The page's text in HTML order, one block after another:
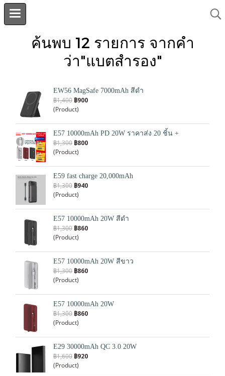
ค้นพบ 12 รายการ จากคำ
ว่า"แบตสำรอง"
EW56 MagSafe 7000mAh สีดำ
฿1,400 ฿900
(Product)
E57 10000mAh PD 20W ราคาส่ง 20 ชิ้น +
฿1,300 ฿800
(Product)
E59 fast charge 20,000mAh
฿1,300 ฿940
(Product)
E57 10000mAh 20W สีดำ
฿1,300 ฿860
(Product)
E57 10000mAh 20W สีขาว
฿1,300 ฿860
(Product)
E57 10000mAh 20W
฿1,300 ฿860
(Product)
E29 30000mAh QC 3.0 20W
฿1,600 ฿920
(Product)